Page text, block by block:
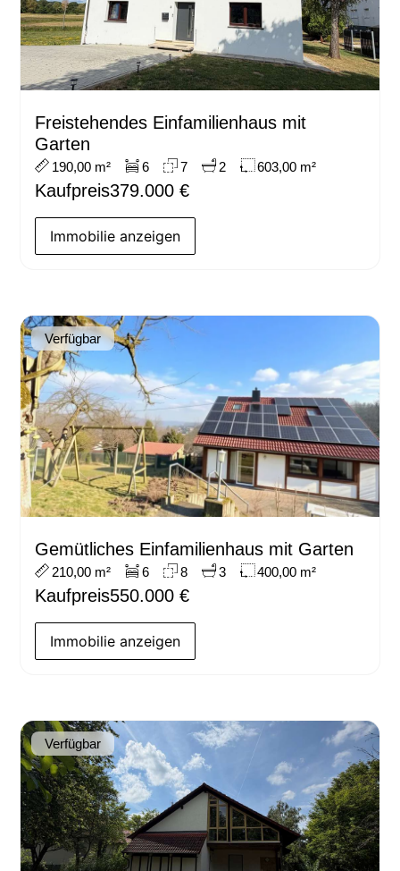
Freistehendes Einfamilienhaus mit
Garten
190,00 m² 6 7 2 603,00 m²
Kaufpreis379.000 €
Immobilie anzeigen
Verfügbar
Gemütliches Einfamilienhaus mit Garten
210,00 m² 6 8 3 400,00 m²
Kaufpreis550.000 €
Immobilie anzeigen
Verfügbar